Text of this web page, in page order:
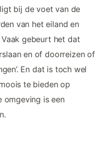
bij de voet van de
van het eiland en
gebeurt het dat
en of doorreizen of
En dat is toch wel
te bieden op
omgeving is een